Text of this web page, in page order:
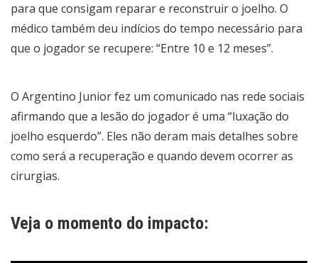
para que consigam reparar e reconstruir o joelho. O
médico também deu indícios do tempo necessário para
que o jogador se recupere: “Entre 10 e 12 meses”.
O Argentino Junior fez um comunicado nas rede sociais
afirmando que a lesão do jogador é uma “luxação do
joelho esquerdo”. Eles não deram mais detalhes sobre
como será a recuperação e quando devem ocorrer as
cirurgias.
Veja o momento do impacto: